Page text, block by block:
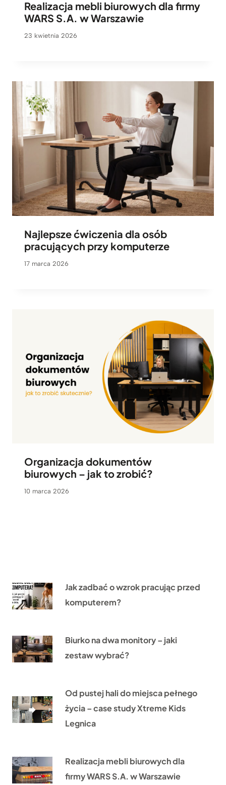
Realizacja mebli biurowych dla firmy
WARS S.A. w Warszawie
23 kwietnia 2026
Najlepsze ćwiczenia dla osób
pracujących przy komputerze
17 marca 2026
Organizacja dokumentów
biurowych – jak to zrobić?
10 marca 2026
Jak zadbać o wzrok pracując przed
komputerem?
Biurko na dwa monitory – jaki
zestaw wybrać?
Od pustej hali do miejsca pełnego
życia – case study Xtreme Kids
Legnica
Realizacja mebli biurowych dla
firmy WARS S.A. w Warszawie